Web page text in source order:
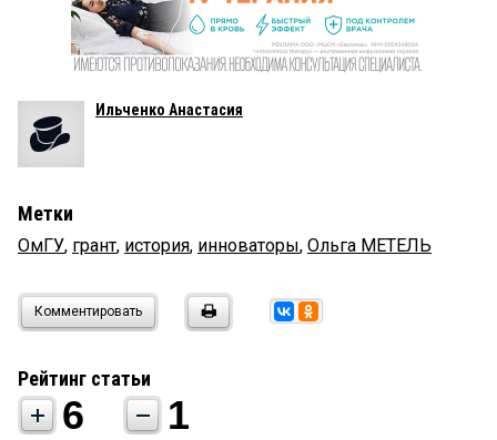
Ильченко Анастасия
Метки
ОмГУ, грант, история, инноваторы, Ольга МЕТЕЛЬ
Комментировать
Рейтинг статьи
6 1